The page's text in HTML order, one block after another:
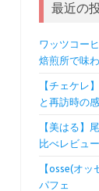
最近の
ワッツコー
焙煎所で味
【チェケレ
と再訪時の
【美はる】
比べレビュー
【osse(オ
パフェ